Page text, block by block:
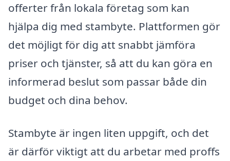
offerter från lokala företag som kan
hjälpa dig med stambyte. Plattformen gör
det möjligt för dig att snabbt jämföra
priser och tjänster, så att du kan göra en
informerad beslut som passar både din
budget och dina behov.
Stambyte är ingen liten uppgift, och det
är därför viktigt att du arbetar med proffs